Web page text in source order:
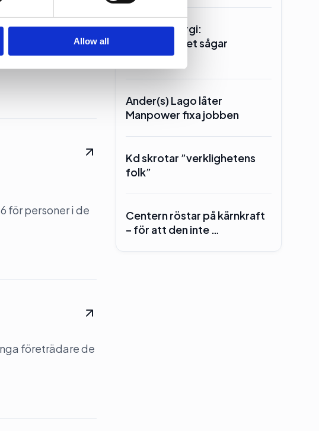
Allow all
dras fortsatt
för personer i de
företrädare de
Seklets energi:
Centerpartiet sågar
kärnkraften
Ander(s) Lago låter
Manpower fixa jobben
Kd skrotar ”verklighetens
folk”
Centern röstar på kärnkraft
– för att den inte …